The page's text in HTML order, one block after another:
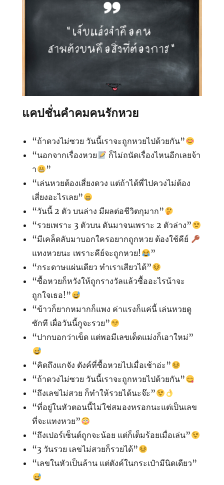
แคปชั่นคำคมคนรักหวย
“ถ้าดวงไม่ซวย วันนี้เราจะถูกหวยไปด้วยกัน”
“นอกจากเรื่องหวย
ก็ไม่ถนัดเรื่องไหนอีกเลยจ้า
า
”
“เล่นหวยต้องเสี่ยงดวง แต่ถ้าได้พี่ไปควงไม่ต้อง
เสี่ยงอะไรเลย”
“วันนี้ 2 ตัว บนล่าง มีผลต่อชีวิตกุมาก”
“รวยเพราะ 3 ตัวบน ดันมาจนเพราะ 2 ตัวล่าง”
“มีเคล็ดลับมาบอกใครอยากถูกหวย ต้องใช้คีย์
แทงหวยนะ เพราะคีย์จะถูกหวย!
”
“กระดาษแผ่นเดียว ทำเราเสียวได้”
“ซื้อหวยก็หวังให้ถูกรางวัลแล้วซื้ออะไรน้าจะ
ถูกใจเธอ!”
“ข้าวก็ยากหมากก็แพง ค่าแรงก็แค่นี้ เล่นหวยดู
ซักที เผื่อวันนี้กูจะรวย”
“ปากบอกว่าเข็ด แต่พอมีเลขเด็ดแม่งก็เอาใหม่”
“คิดถึงแกจัง ตังค์ที่ซื้อหวยไปเมื่อเช้าอ่ะ”
“ถ้าดวงไม่ซวย วันนี้เราจะถูกหวยไปด้วยกัน”
“ถึงเลขไม่สวย ก็ทำให้รวยได้นะจ๊ะ”
“ที่อยู่ในหัวตอนนี้ไม่ใช่สมองหรอกนะแต่เป็นเลข
ที่จะแทงหวย”
“ถึงเปอร์เซ็นต์ถูกจะน้อย แต่ก็เต็มร้อยเมื่อเล่น”
“3 วันรวย เลขไม่สวยก็รวยได้”
“เลขในหัวเป็นล้าน แต่ตังค์ในกระเป๋ามีนิดเดียว”